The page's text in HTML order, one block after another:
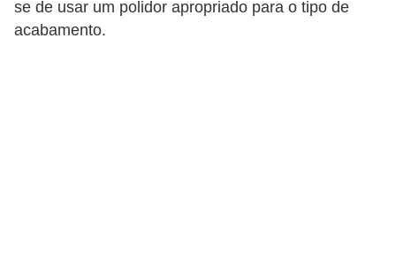
se de usar um polidor apropriado para o tipo de
acabamento.
o